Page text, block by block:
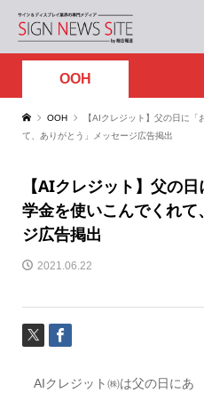
OOH
OOH
【AIクレジット】父の日に
て、ありがとう」メッセージ広告掲出
【AIクレジット】父の
学金を使いこんでくれ
ジ広告掲出
2021.06.22
AIクレジット㈱は父の日にあ